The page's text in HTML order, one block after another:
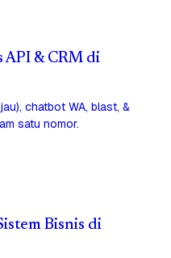
API & CRM di
chatbot WA, blast, &
satu nomor.
Bisnis di